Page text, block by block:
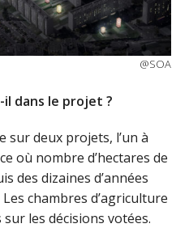
@SOA
dans le projet ?
sur deux projets, l’un à
où nombre d’hectares de
des dizaines d’années
chambres d’agriculture
les décisions votées.